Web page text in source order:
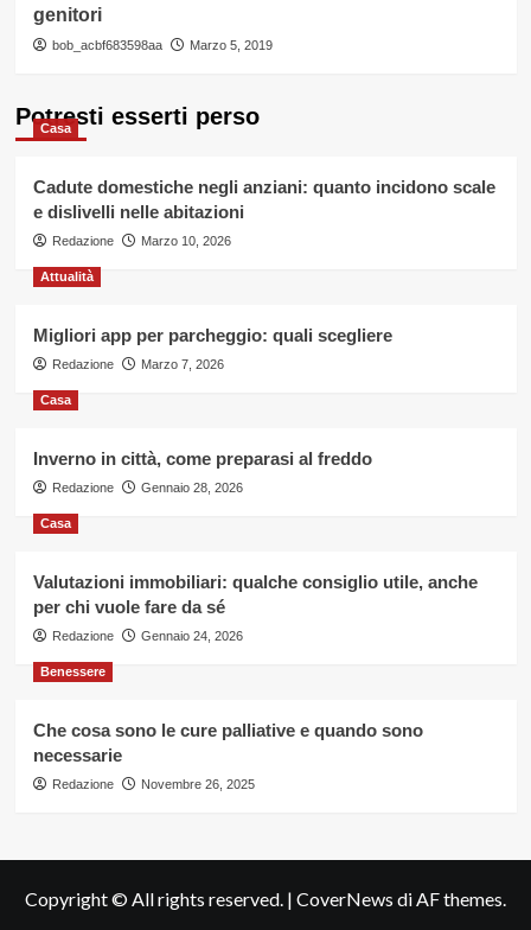
genitori
bob_acbf683598aa Marzo 5, 2019
Potresti esserti perso
Casa
Cadute domestiche negli anziani: quanto incidono scale
e dislivelli nelle abitazioni
Redazione Marzo 10, 2026
Attualità
Migliori app per parcheggio: quali scegliere
Redazione Marzo 7, 2026
Casa
Inverno in città, come preparasi al freddo
Redazione Gennaio 28, 2026
Casa
Valutazioni immobiliari: qualche consiglio utile, anche
per chi vuole fare da sé
Redazione Gennaio 24, 2026
Benessere
Che cosa sono le cure palliative e quando sono
necessarie
Redazione Novembre 26, 2025
Copyright © All rights reserved. | CoverNews di AF themes.